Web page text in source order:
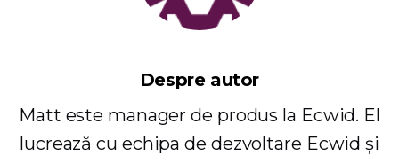
Despre autor
Matt este manager de produs la Ecwid. El
lucrează cu echipa de dezvoltare Ecwid și